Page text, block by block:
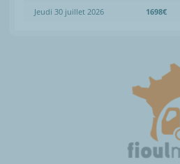
Jeudi 30 juillet 2026 1698€